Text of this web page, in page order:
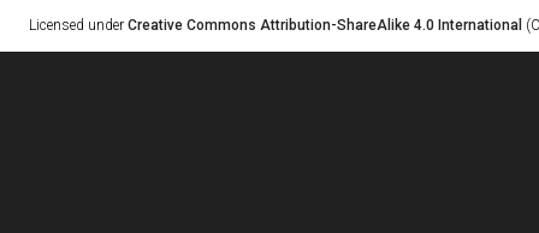
Licensed under Creative Commons Attribution-ShareAlike 4.0 International